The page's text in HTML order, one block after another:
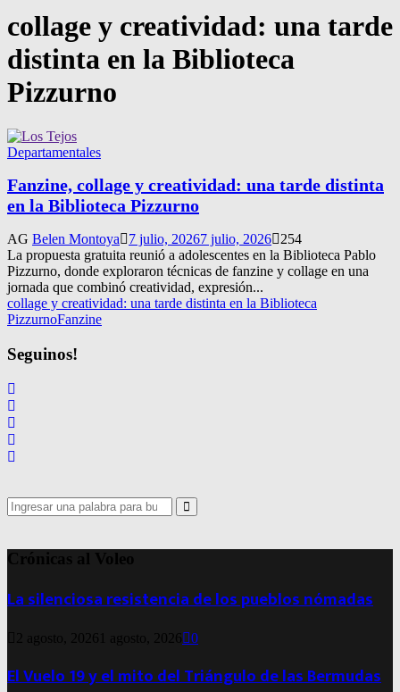
collage y creatividad: una tarde
distinta en la Biblioteca
Pizzurno
Departamentales
Fanzine, collage y creatividad: una tarde distinta
en la Biblioteca Pizzurno
AG Belen Montoya 7 julio, 20267 julio, 2026
254
La propuesta gratuita reunió a adolescentes en la Biblioteca Pablo
Pizzurno, donde exploraron técnicas de fanzine y collage en una
jornada que combinó creatividad, expresión...
collage y creatividad: una tarde distinta en la Biblioteca
PizzurnoFanzine
Seguinos!
Search
for:
Search
Crónicas al Voleo
La silenciosa resistencia de los pueblos nómadas
2 agosto, 2026 1 agosto, 2026 0
El Vuelo 19 y el mito del Triángulo de las Bermudas